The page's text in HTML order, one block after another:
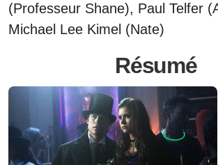
(Professeur Shane), Paul Telfer
Michael Lee Kimel (Nate)
Résumé